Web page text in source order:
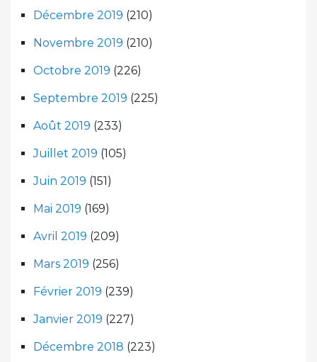
Décembre 2019 (210)
Novembre 2019 (210)
Octobre 2019 (226)
Septembre 2019 (225)
Août 2019 (233)
Juillet 2019 (105)
Juin 2019 (151)
Mai 2019 (169)
Avril 2019 (209)
Mars 2019 (256)
Février 2019 (239)
Janvier 2019 (227)
Décembre 2018 (223)